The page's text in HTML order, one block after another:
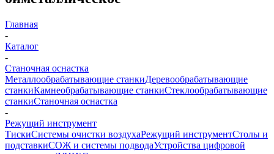
Главная
-
Каталог
-
Станочная оснастка
Металлообрабатывающие станкиДеревообрабатывающие
станкиКамнеобрабатывающие станкиСтеклообрабатывающие
станкиСтаночная оснастка
-
Режущий инструмент
ТискиСистемы очистки воздухаРежущий инструментСтолы и
подставкиСОЖ и системы подводаУстройства цифровой